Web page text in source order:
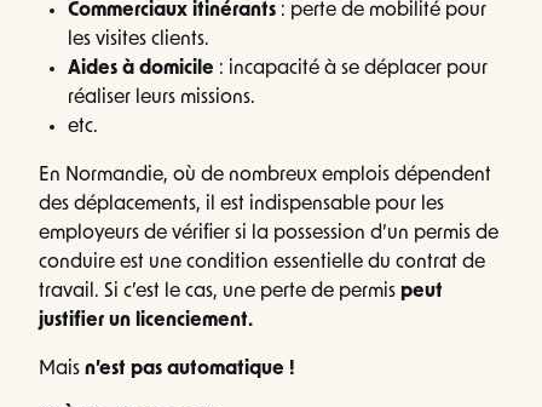
Commerciaux itinérants : perte de mobilité pour
les visites clients.
Aides à domicile : incapacité à se déplacer pour
réaliser leurs missions.
etc.
En Normandie, où de nombreux emplois dépendent
des déplacements, il est indispensable pour les
employeurs de vérifier si la possession d’un permis de
conduire est une condition essentielle du contrat de
travail. Si c’est le cas, une perte de permis peut
justifier un licenciement.
Mais n’est pas automatique !